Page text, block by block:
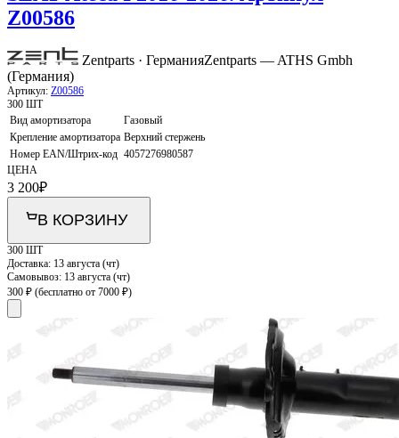
Z00586
Zentparts · ГерманияZentparts — ATHS Gmbh
(Германия)
Артикул: Z00586
300 ШТ
Вид амортизатора
Газовый
Крепление амортизатора Верхний стержень
Номер EAN/Штрих-код 4057276980587
ЦЕНА
3 200₽
В КОРЗИНУ
300 ШТ
Доставка: 13 августа (чт)
Самовывоз: 13 августа (чт)
300 ₽ (бесплатно от 7000 ₽)